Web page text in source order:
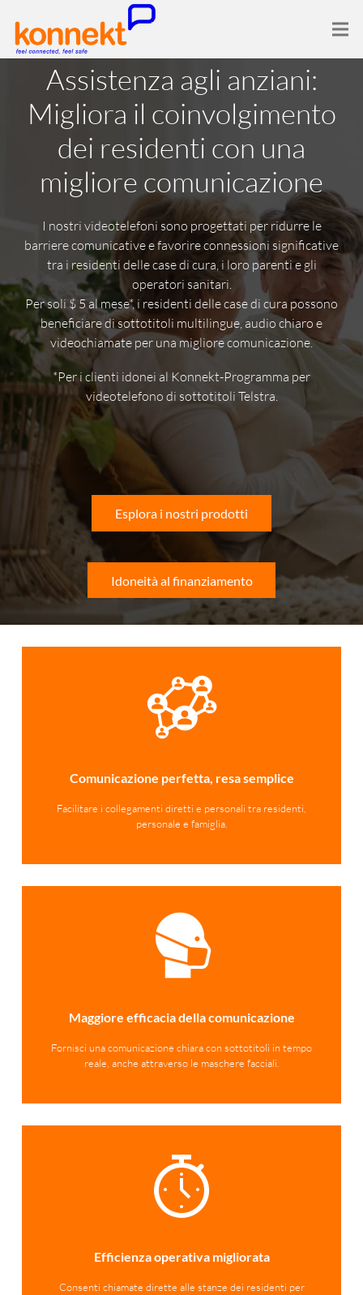
Assistenza agli anziani:
Migliora il coinvolgimento
dei residenti con una
migliore comunicazione
I nostri videotelefoni sono progettati per ridurre le
barriere comunicative e favorire connessioni significative
tra i residenti delle case di cura, i loro parenti e gli
operatori sanitari.
Per soli $ 5 al mese*, i residenti delle case di cura possono
beneficiare di sottotitoli multilingue, audio chiaro e
videochiamate per una migliore comunicazione.
*Per i clienti idonei al Konnekt-Programma per
videotelefono di sottotitoli Telstra.
Esplora i nostri prodotti
Idoneità al finanziamento
Comunicazione perfetta, resa semplice
Facilitare i collegamenti diretti e personali tra residenti,
personale e famiglia.
Maggiore efficacia della comunicazione
Fornisci una comunicazione chiara con sottotitoli in tempo
reale, anche attraverso le maschere facciali.
Efficienza operativa migliorata
Consenti chiamate dirette alle stanze dei residenti per